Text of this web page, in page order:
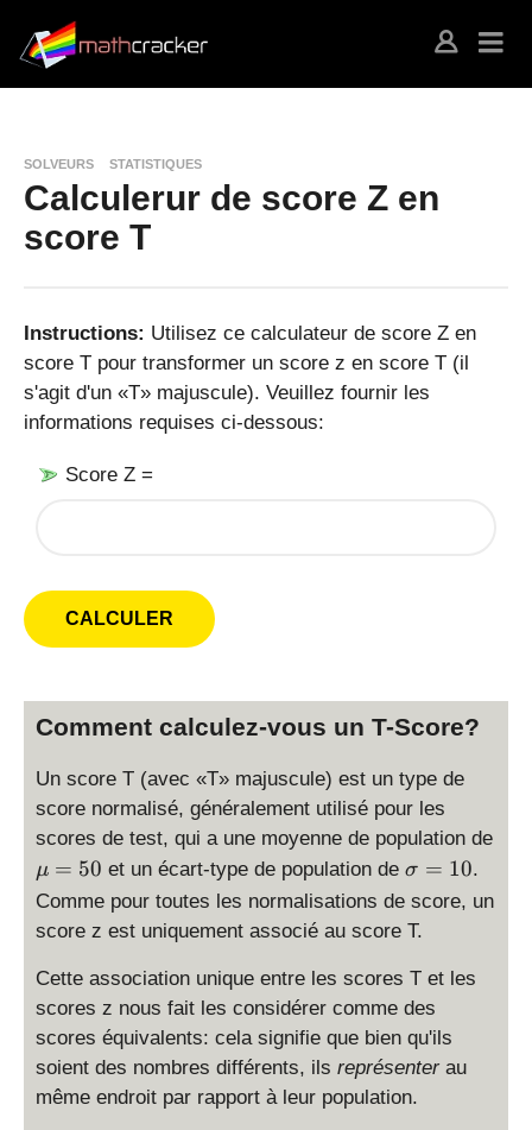
SOLVEURS STATISTIQUES
Calculerur de score Z en
score T
Instructions: Utilisez ce calculateur de score Z en
score T pour transformer un score z en score T (il
s'agit d'un «T» majuscule). Veuillez fournir les
informations requises ci-dessous:
Score Z =
Comment calculez-vous un T-Score?
Un score T (avec «T» majuscule) est un type de
score normalisé, généralement utilisé pour les
scores de test, qui a une moyenne de population de
\
m
=
5
μ = 50 et un écart-type de population de\
si
g
m
a
=
1
0
σ = 10.
Comme pour toutes les normalisations de score, un
score z est uniquement associé au score T.
Cette association unique entre les scores T et les
scores z nous fait les considérer comme des
scores équivalents: cela signifie que bien qu'ils
soient des nombres différents, ils représenter au
même endroit par rapport à leur population.